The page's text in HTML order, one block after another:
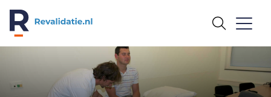
REVALIDATIE.NL